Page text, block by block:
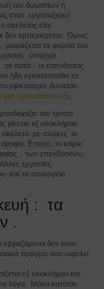
τον δωματίων ή
στον εργοταξιακό
σκελετός είτε
δεν εμπεριέχεται. Όμως
μοιράζεται τα φορτία του
υπάρχει
αυτά , οι επενδύσεις
ήδη εγκατασταθεί τα
εφικτότερο δυνατόν,
προκατασκευής.
τον τρόπο
γίνεται εξ ολοκλήρου
σκελετό με πλάκες οι
Έπειτα, το κτίριο
, των επενδύσεων,
εργασίες
και τα συνεργεία
: τα
.
δεν είναι
πράγμα που ωφελεί
εξ ολοκλήρου και
λόγο. Μόνο κατόπιν